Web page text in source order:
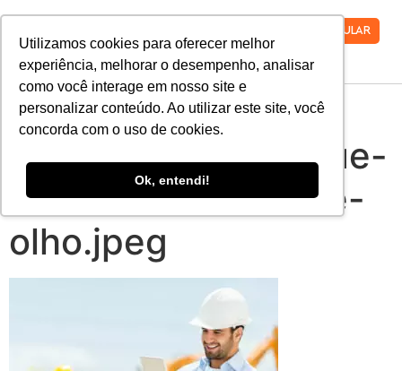
Utilizamos cookies para oferecer melhor
experiência, melhorar o desempenho, analisar
como você interage em nosso site e
personalizar conteúdo. Ao utilizar este site, você
concorda com o uso de cookies.
Ok, entendi!
VESTIBULAR
8-tendencias-da-
engenharia-civil-que-
voce-deve-ficar-de-
olho.jpeg